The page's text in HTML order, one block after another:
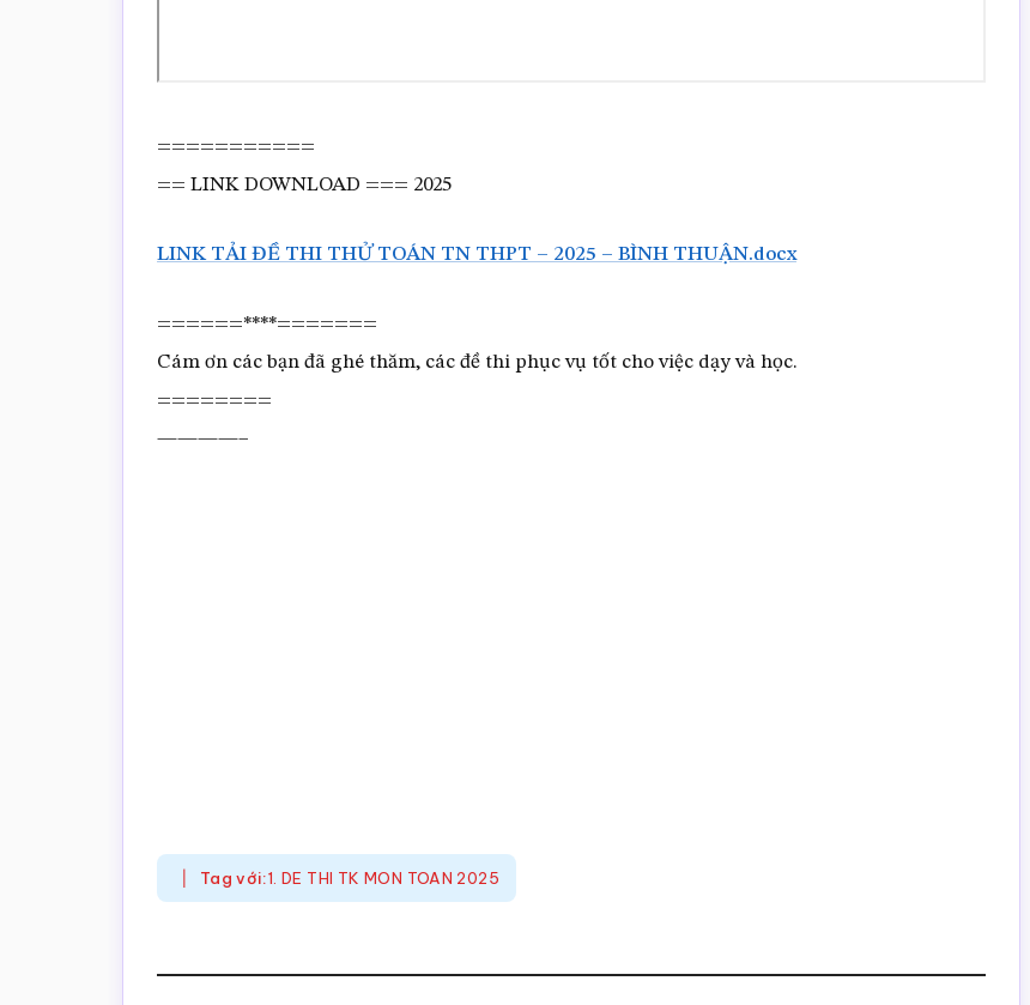
===========
== LINK DOWNLOAD === 2025
LINK TẢI ĐỀ THI THỬ TOÁN TN THPT – 2025 – BÌNH THUẬN.docx
======****=======
Cám ơn các bạn đã ghé thăm, các đề thi phục vụ tốt cho việc dạy và học.
========
————–
Tag với:1. DE THI TK MON TOAN 2025